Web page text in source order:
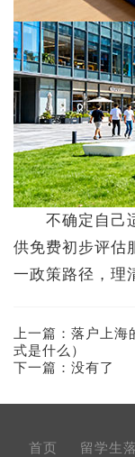
不确定自己适
供免费初步评估
一政策路径，理
上一篇： 落户上海
式是什么）
下一篇：没有了
首页 留学生